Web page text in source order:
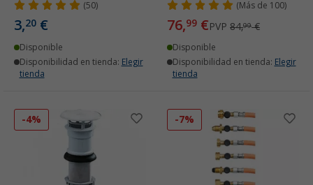
(50)
3,20 €
Disponible
Disponibilidad en tienda: Elegir
tienda
( Más de 100)
76,99 €PVP 84,99€
Disponible
Disponibilidad en tienda: Elegir
tienda
-4% -7%